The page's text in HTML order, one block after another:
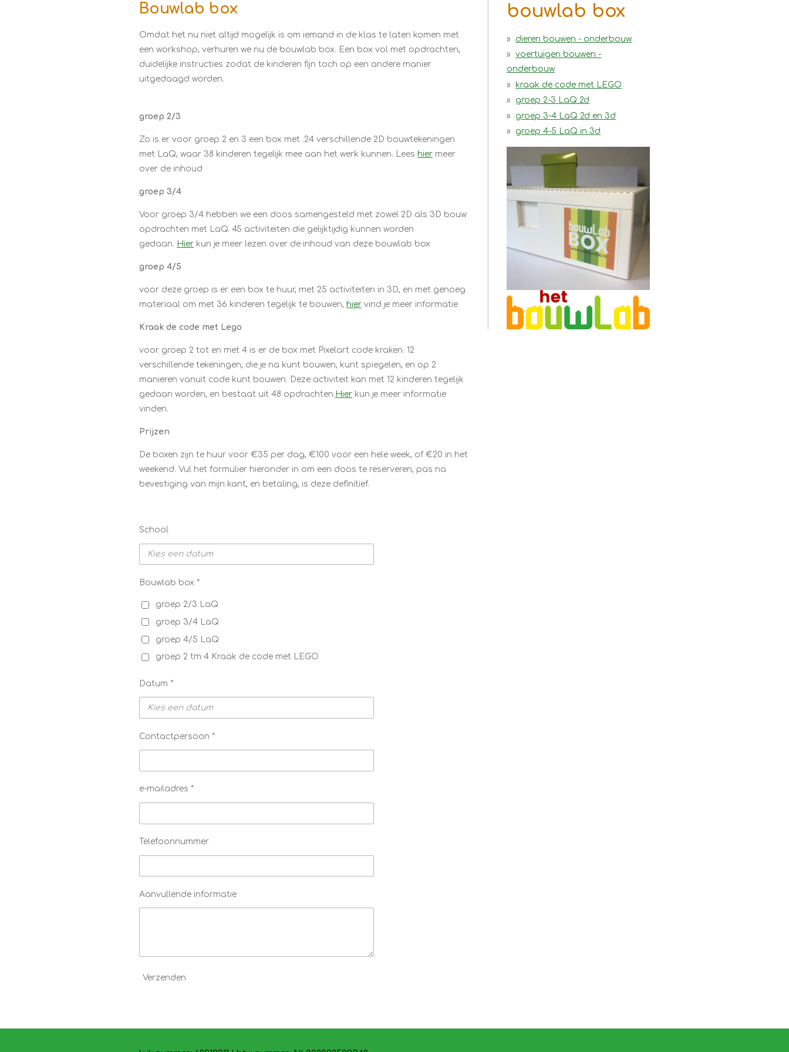
Bouwlab box
Omdat het nu niet altijd mogelijk is om iemand in de klas te laten komen met
een workshop, verhuren we nu de bouwlab box. Een box vol met opdrachten,
duidelijke instructies zodat de kinderen fijn toch op een andere manier
uitgedaagd worden.
groep 2/3
Zo is er voor groep 2 en 3 een box met .24 verschillende 2D bouwtekeningen
met LaQ, waar 38 kinderen tegelijk mee aan het werk kunnen. Lees hier meer
over de inhoud
groep 3/4
Voor groep 3/4 hebben we een doos samengesteld met zowel 2D als 3D bouw
opdrachten met LaQ. 45 activiteiten die gelijktijdig kunnen worden
gedaan. Hier kun je meer lezen over de inhoud van deze bouwlab box
groep 4/5
voor deze groep is er een box te huur, met 25 activiteiten in 3D, en met genoeg
materiaal om met 36 kinderen tegelijk te bouwen, hier vind je meer informatie
Kraak de code met Lego
voor groep 2 tot en met 4 is er de box met Pixelart code kraken. 12
verschillende tekeningen, die je na kunt bouwen, kunt spiegelen, en op 2
manieren vanuit code kunt bouwen. Deze activiteit kan met 12 kinderen tegelijk
gedaan worden, en bestaat uit 48 opdrachten. Hier kun je meer informatie
vinden.
Prijzen
De boxen zijn te huur voor €35 per dag, €100 voor een hele week, of €20 in het
weekend. Vul het formulier hieronder in om een doos te reserveren, pas na
bevestiging van mijn kant, en betaling, is deze definitief.
School
Bouwlab box *
groep 2/3 LaQ
groep 3/4 LaQ
groep 4/5 LaQ
groep 2 tm 4 Kraak de code met LEGO
Datum *
Contactpersoon *
e-mailadres *
Telefoonnummer
Aanvullende informatie
Verzenden
bouwlab box
dieren bouwen - onderbouw
voertuigen bouwen -
onderbouw
kraak de code met LEGO
groep 2-3 LaQ 2d
groep 3-4 LaQ 2d en 3d
groep 4-5 LaQ in 3d